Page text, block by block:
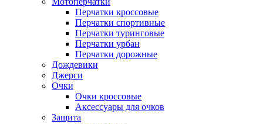
Перчатки кроссовые
Перчатки спортивные
Перчатки туринговые
Перчатки урбан
Перчатки дорожные
Дождевики
Джерси
Очки
Очки кроссовые
Аксессуары для очков
Защита